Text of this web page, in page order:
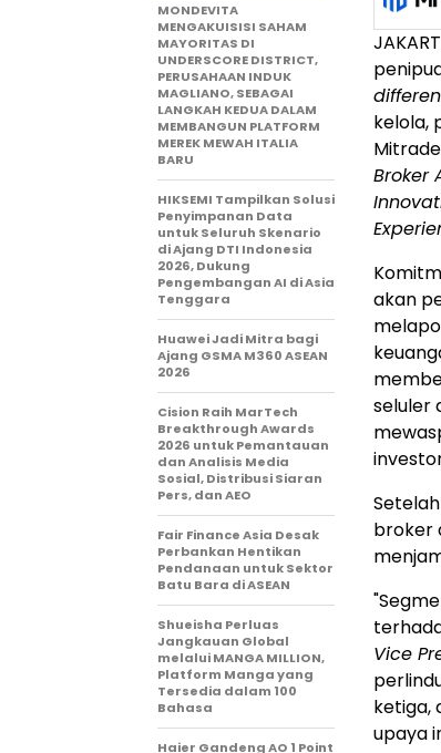
kelola,
Broker
akan
seluler
broker
Vice
ketiga,
upaya
MONDEVITA
MENGAKUISISI SAHAM
MAYORITAS DI
UNDERSCORE DISTRICT,
PERUSAHAAN INDUK
MAGLIANO, SEBAGAI
LANGKAH KEDUA DALAM
MEMBANGUN PLATFORM
MEREK MEWAH ITALIA
BARU
HIKSEMI Tampilkan Solusi
Penyimpanan Data
untuk Seluruh Skenario
di Ajang DTI Indonesia
2026, Dukung
Pengembangan AI di Asia
Tenggara
Huawei Jadi Mitra bagi
Ajang GSMA M360 ASEAN
2026
Cision Raih MarTech
Breakthrough Awards
2026 untuk Pemantauan
dan Analisis Media
Sosial, Distribusi Siaran
Pers, dan AEO
Fair Finance Asia Desak
Perbankan Hentikan
Pendanaan untuk Sektor
Batu Bara di ASEAN
Shueisha Perluas
Jangkauan Global
melalui MANGA MILLION,
Platform Manga yang
Tersedia dalam 100
Bahasa
Haier Gandeng AO 1 Point